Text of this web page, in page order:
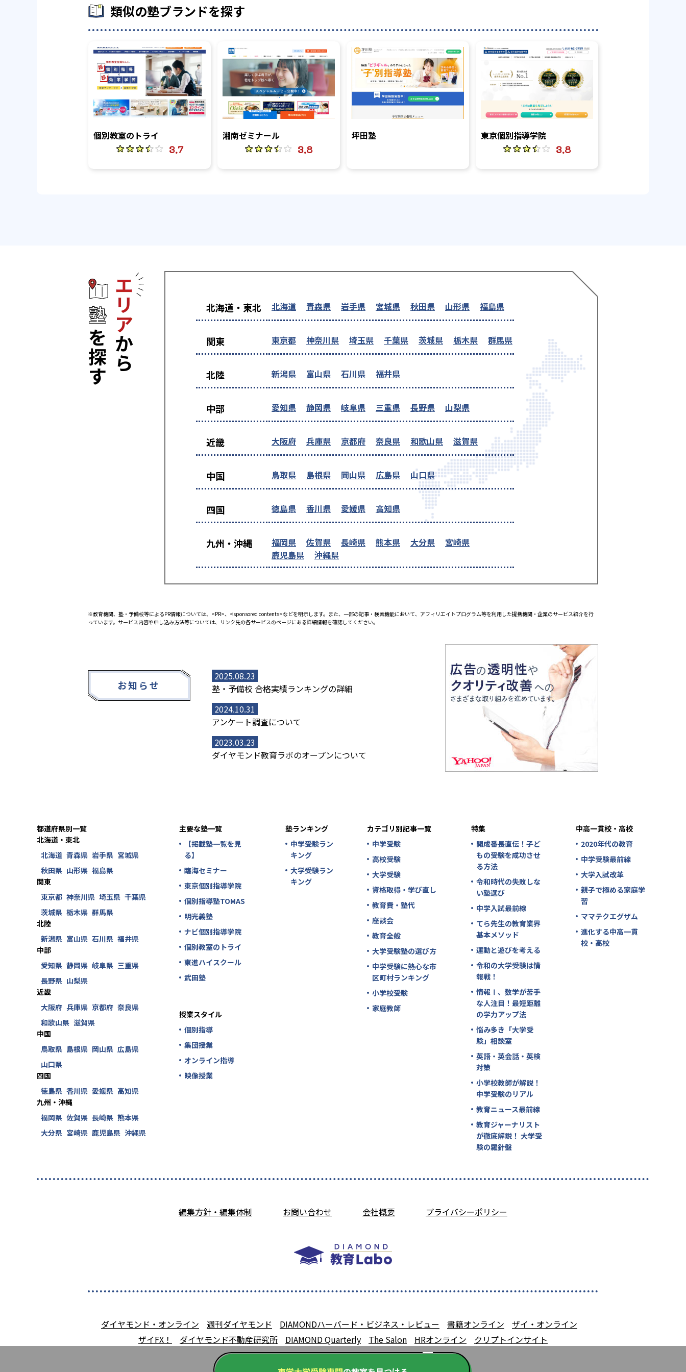
類似の塾ブランドを探す
個別教室のトライ
3.7
湘南ゼミナール
3.8
坪田塾 東京個別指導学院
3.8
北海道・東北 北海道 青森県 岩手県 宮城県 秋田県 山形県 福島県
関東 東京都 神奈川県 埼玉県 千葉県 茨城県 栃木県 群馬県
北陸 新潟県 富山県 石川県 福井県
中部 愛知県 静岡県 岐阜県 三重県 長野県 山梨県
近畿 大阪府 兵庫県 京都府 奈良県 和歌山県 滋賀県
中国 鳥取県 島根県 岡山県 広島県 山口県
四国 徳島県 香川県 愛媛県 高知県
九州・沖縄 福岡県 佐賀県 長崎県 熊本県 大分県
宮崎県
鹿児島県
沖縄県
※教育機関、塾・予備校等によるPR情報については、<PR>、<sponsored contents>などを明示します。また、一部の記事・検索機能において、アフィリエイトプログラム等を利用した提携機関・企業のサービス紹介を行
っています。サービス内容や申し込み方法等については、リンク先の各サービスのページにある詳細情報を確認してください。
お知らせ
2025.08.23
塾・予備校 合格実績ランキングの詳細
2024.10.31
アンケート調査について
2023.03.23
ダイヤモンド教育ラボのオープンについて
都道府県別一覧
北海道・東北
北海道 青森県 岩手県 宮城県
秋田県 山形県 福島県
関東
東京都 神奈川県 埼玉県 千葉県
茨城県 栃木県 群馬県
北陸
新潟県 富山県 石川県 福井県
中部
愛知県 静岡県 岐阜県 三重県
長野県 山梨県
近畿
大阪府 兵庫県 京都府 奈良県
和歌山県 滋賀県
中国
鳥取県 島根県 岡山県 広島県
山口県
四国
徳島県 香川県 愛媛県 高知県
九州・沖縄
福岡県 佐賀県 長崎県 熊本県
大分県 宮崎県 鹿児島県 沖縄県
主要な塾一覧
【掲載塾一覧を見
る】
臨海セミナー
東京個別指導学院
個別指導塾TOMAS
明光義塾
ナビ個別指導学院
個別教室のトライ
東進ハイスクール
武田塾
授業スタイル
個別指導
集団授業
オンライン指導
映像授業
塾ランキング
中学受験ラン
キング
大学受験ラン
キング
カテゴリ別記事一覧
中学受験
高校受験
大学受験
資格取得・学び直し
教育費・塾代
座談会
教育全般
大学受験塾の選び方
中学受験に熱心な市
区町村ランキング
小学校受験
家庭教師
特集
開成番長直伝！子ど
もの受験を成功させ
る方法
令和時代の失敗しな
い塾選び
中学入試最前線
てら先生の教育業界
基本メソッド
運動と遊びを考える
令和の大学受験は情
報戦！
情報Ⅰ、数学が苦手
な人注目！最短距離
の学力アップ法
悩み多き「大学受
験」相談室
英語・英会話・英検
対策
小学校教師が解説！
中学受験のリアル
教育ニュース最前線
教育ジャーナリスト
が徹底解説！ 大学受
験の羅針盤
中高一貫校・高校
2020年代の教育
中学受験最前線
大学入試改革
親子で極める家庭学
習
ママテクエグザム
進化する中高一貫
校・高校
編集方針・編集体制 お問い合わせ 会社概要 プライバシーポリシー
ダイヤモンド・オンライン 週刊ダイヤモンド DIAMONDハーバード・ビジネス・レビュー 書籍オンライン
ザイ・オンライン
ザイFX！
ダイヤモンド不動産研究所 DIAMOND Quarterly The Salon HRオンライン クリプトインサイト